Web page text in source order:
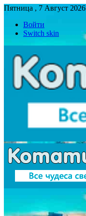
Пятница , 7 Август 2026
Войти
Switch skin